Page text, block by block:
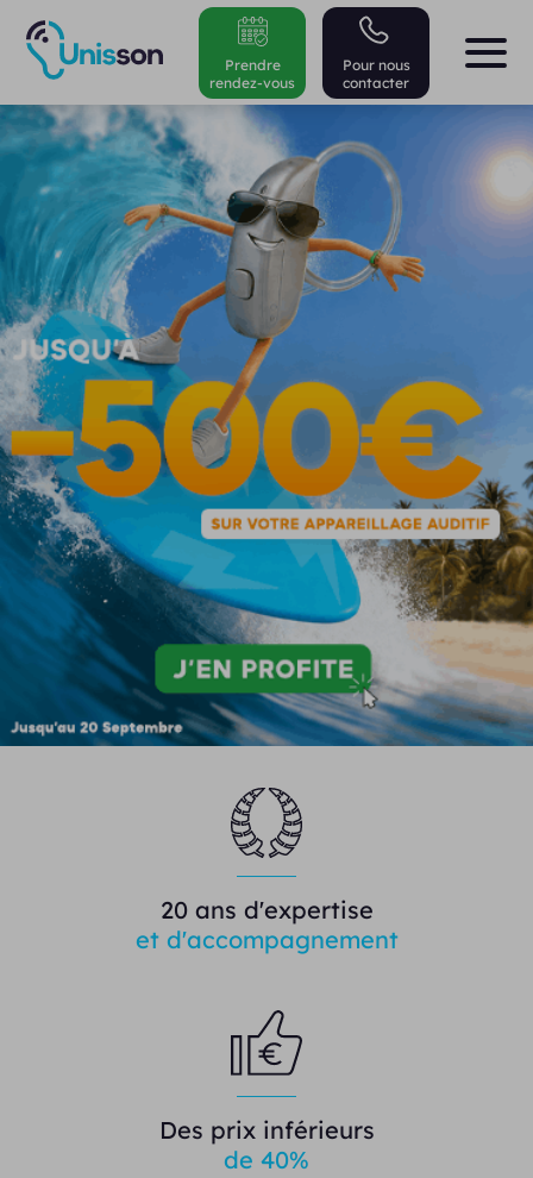
Pour nous
contacter
Prendre
rendez-vous
20 ans d'expertise
et d'accompagnement
Des prix inférieurs
de 40%